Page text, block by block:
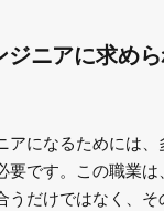
ジニアに求め
アになるためには、
要です。この職業
うだけではなく、そ